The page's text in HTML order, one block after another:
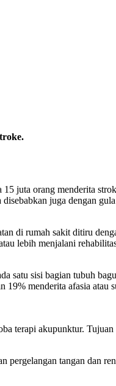
juta orang menderita
juga dengan
di rumah sakit ditiru
lebih menjalani
satu sisi bagian tubuh
menderita afasia atau
terapi akupunktur.
tangan dan